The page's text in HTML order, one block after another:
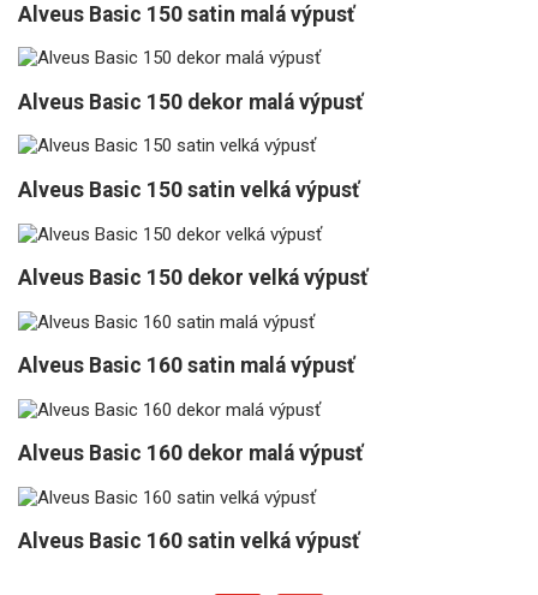
Alveus Basic 150 satin malá výpusť
Alveus Basic 150 dekor malá výpusť
Alveus Basic 150 satin velká výpusť
Alveus Basic 150 dekor velká výpusť
Alveus Basic 160 satin malá výpusť
Alveus Basic 160 dekor malá výpusť
Alveus Basic 160 satin velká výpusť